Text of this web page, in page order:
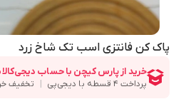
پاک کن فانتزی اسب تک شاخ زرد